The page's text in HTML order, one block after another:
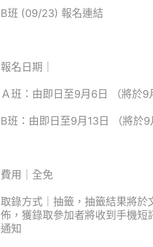
B班 (09/23) 報名連結
報名日期｜
Ａ班：由即日至9月6日 （將於9
B班：由即日至9月13日 （將於9
費用｜全免
取錄方式｜抽籤，抽籤結果將
佈，獲錄取參加者將收到手機
通知